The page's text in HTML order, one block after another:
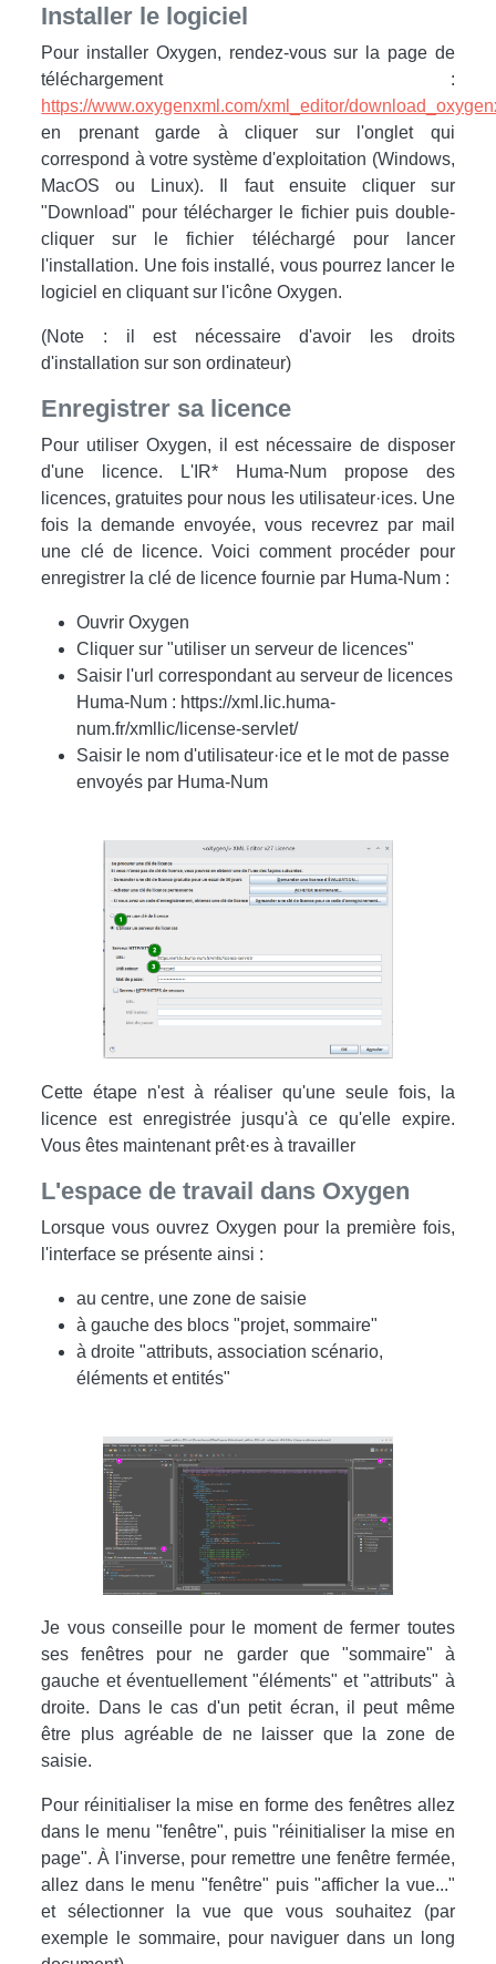
Installer le logiciel
Pour installer Oxygen, rendez-vous sur la page de
téléchargement :
https://www.oxygenxml.com/xml_editor/
en prenant garde à cliquer sur l'onglet qui
correspond à votre système d'exploitation (Windows,
MacOS ou Linux). Il faut ensuite cliquer sur
"Download" pour télécharger le fichier puis double-
cliquer sur le fichier téléchargé pour lancer
l'installation. Une fois installé, vous pourrez lancer le
logiciel en cliquant sur l'icône Oxygen.
(Note : il est nécessaire d'avoir les droits
d'installation sur son ordinateur)
Enregistrer sa licence
Pour utiliser Oxygen, il est nécessaire de disposer
d'une licence. L'IR* Huma-Num propose des
licences, gratuites pour nous les utilisateur·ices. Une
fois la demande envoyée, vous recevrez par mail
une clé de licence. Voici comment procéder pour
enregistrer la clé de licence fournie par Huma-Num :
Ouvrir Oxygen
Cliquer sur "utiliser un serveur de licences"
Saisir l'url correspondant au serveur de licences
Huma-Num : https://xml.lic.huma-
num.fr/xmllic/license-servlet/
Saisir le nom d'utilisateur·ice et le mot de passe
envoyés par Huma-Num
Cette étape n'est à réaliser qu'une seule fois, la
licence est enregistrée jusqu'à ce qu'elle expire.
Vous êtes maintenant prêt·es à travailler
L'espace de travail dans Oxygen
Lorsque vous ouvrez Oxygen pour la première fois,
l'interface se présente ainsi :
au centre, une zone de saisie
à gauche des blocs "projet, sommaire"
à droite "attributs, association scénario,
éléments et entités"
Je vous conseille pour le moment de fermer toutes
ses fenêtres pour ne garder que "sommaire" à
gauche et éventuellement "éléments" et "attributs" à
droite. Dans le cas d'un petit écran, il peut même
être plus agréable de ne laisser que la zone de
saisie.
Pour réinitialiser la mise en forme des fenêtres allez
dans le menu "fenêtre", puis "réinitialiser la mise en
page". À l'inverse, pour remettre une fenêtre fermée,
allez dans le menu "fenêtre" puis "afficher la vue..."
et sélectionner la vue que vous souhaitez (par
exemple le sommaire, pour naviguer dans un long